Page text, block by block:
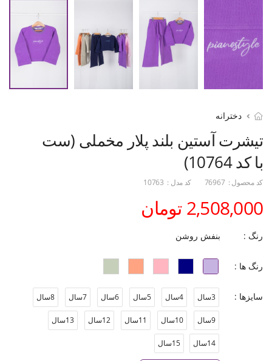
دخترانه
تیشرت آستین بلند پلار مخملی (ست
با کد 10764)
کد محصول : 76967 کد مدل : 10763
2,508,000 تومان
رنگ : بنفش روشن
رنگ ها :
سایزها : 3سال 4سال 5سال 6سال 7سال 8سال
9سال 10سال 11سال 12سال 13سال
14سال 15سال